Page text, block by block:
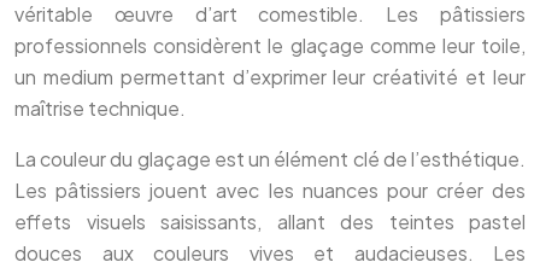
véritable œuvre d’art comestible. Les pâtissiers
professionnels considèrent le glaçage comme leur toile,
un medium permettant d’exprimer leur créativité et leur
maîtrise technique.
La couleur du glaçage est un élément clé de l’esthétique.
Les pâtissiers jouent avec les nuances pour créer des
effets visuels saisissants, allant des teintes pastel
douces aux couleurs vives et audacieuses. Les